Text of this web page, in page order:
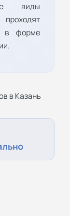
виды
в форме